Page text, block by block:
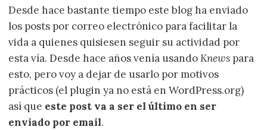
Desde hace bastante tiempo este blog ha enviado
los posts por correo electrónico para facilitar la
vida a quienes quisiesen seguir su actividad por
esta vía. Desde hace años venía usandoKnews para
esto, pero voy a dejar de usarlo por motivos
prácticos (el plugin ya no está en WordPress.org)
así que este post va a ser el último en ser
enviado por email.